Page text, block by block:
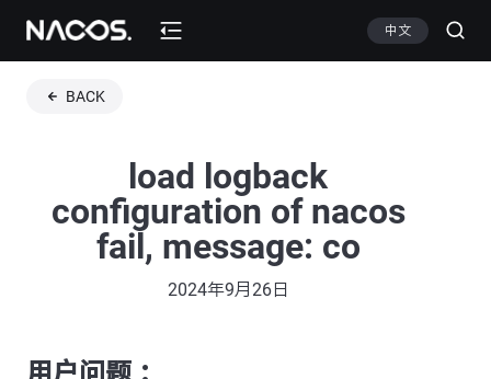
中文
BACK
load logback
configuration of nacos
fail, message: co
2024年9月26日